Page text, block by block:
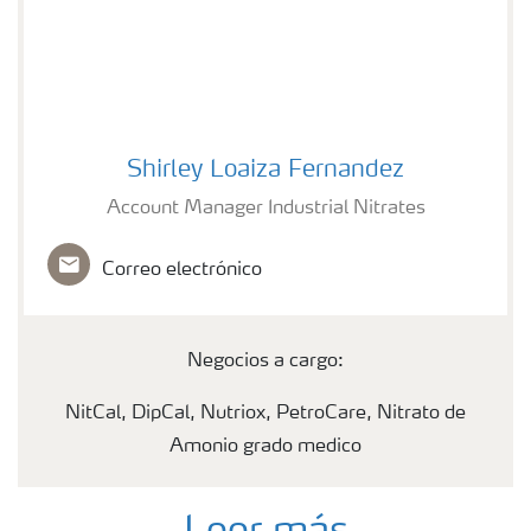
Shirley Loaiza Fernandez
Account Manager Industrial Nitrates
Correo electrónico
Negocios a cargo:
NitCal, DipCal, Nutriox, PetroCare, Nitrato de
Amonio grado medico